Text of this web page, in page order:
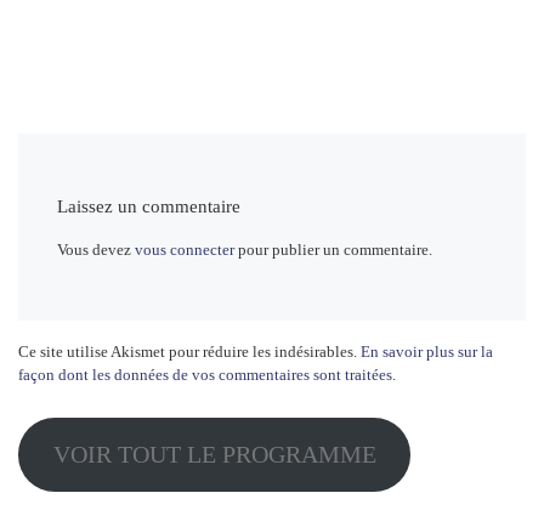
Laissez un commentaire
Vous devezvous connecterpour publier un commentaire.
Ce site utilise Akismet pour réduire les indésirables. En savoir plus sur la
façon dont les données de vos commentaires sont traitées.
VOIR TOUT LE PROGRAMME